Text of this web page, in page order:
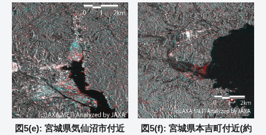
図5(e): 宮城県気仙沼市付近
図5(f): 宮城県本吉町付近(約